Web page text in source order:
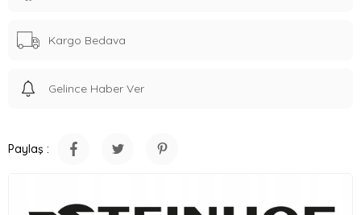
Kargo Bedava
Gelince Haber Ver
Paylaş :